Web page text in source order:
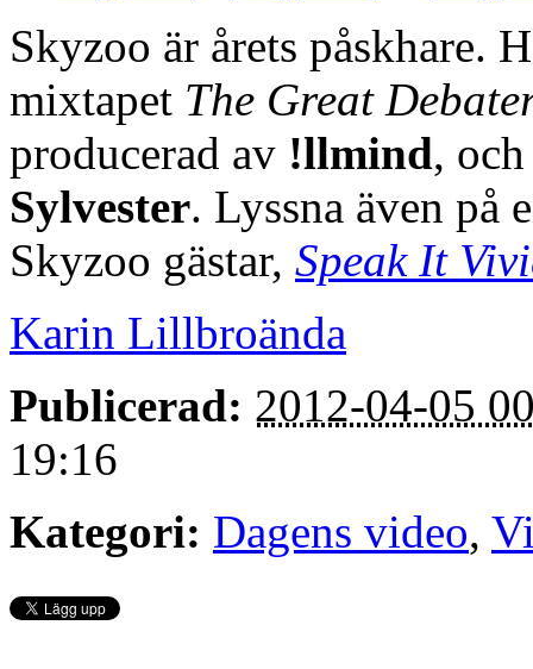
Skyzoo är årets påskhare.
mixtapet The Great
producerad av !llmind,
Sylvester. Lyssna även på
Skyzoo gästar, Speak It
Karin Lillbroända
Publicerad: 2012-04-05
19:16
Kategori: Dagens video,